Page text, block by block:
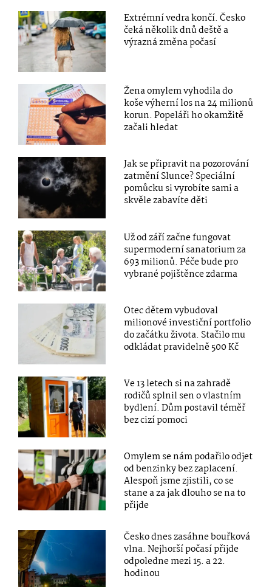
Extrémní vedra končí. Česko
čeká několik dnů deště a
výrazná změna počasí
Žena omylem vyhodila do
koše výherní los na 24 milionů
korun. Popeláři ho okamžitě
začali hledat
Jak se připravit na pozorování
zatmění Slunce? Speciální
pomůcku si vyrobíte sami a
skvěle zabavíte děti
Už od září začne fungovat
supermoderní sanatorium za
693 milionů. Péče bude pro
vybrané pojištěnce zdarma
Otec dětem vybudoval
milionové investiční portfolio
do začátku života. Stačilo mu
odkládat pravidelně 500 Kč
Ve 13 letech si na zahradě
rodičů splnil sen o vlastním
bydlení. Dům postavil téměř
bez cizí pomoci
Omylem se nám podařilo odjet
od benzinky bez zaplacení.
Alespoň jsme zjistili, co se
stane a za jak dlouho se na to
přijde
Česko dnes zasáhne bouřková
vlna. Nejhorší počasí přijde
odpoledne mezi 15. a 22.
hodinou